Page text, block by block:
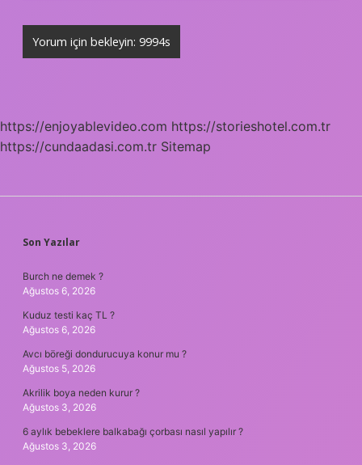
https://enjoyablevideo.com https://storieshotel.com.tr
https://cundaadasi.com.tr Sitemap
SIDEBAR
Son Yazılar
Burch ne demek ?
Ağustos 6, 2026
Kuduz testi kaç TL ?
Ağustos 6, 2026
Avcı böreği dondurucuya konur mu ?
Ağustos 5, 2026
Akrilik boya neden kurur ?
Ağustos 3, 2026
6 aylık bebeklere balkabağı çorbası nasıl yapılır ?
Ağustos 3, 2026